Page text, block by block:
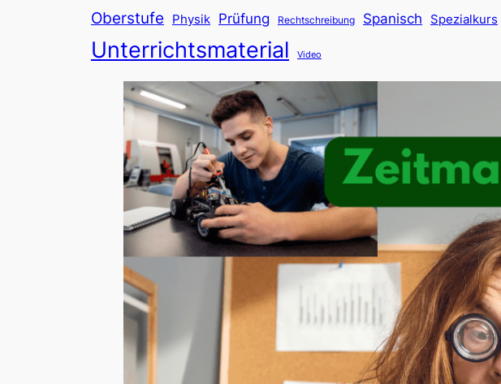
Oberstufe Physik Prüfung Rechtschreibung Spanisch Spezialkurs
Unterrichtsmaterial Video